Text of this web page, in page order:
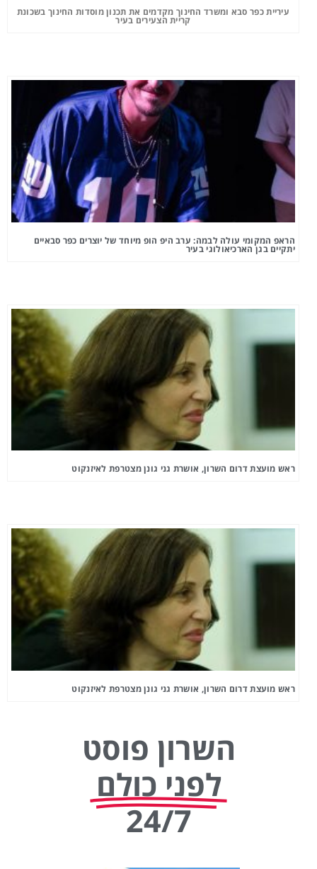
עיריית כפר סבא ומשרד החינוך מקדמים את תכנון מוסדות החינוך בשכונת
קריית הצעירים בעיר
הראפ המקומי עולה לבמה: ערב היפ הופ מיוחד של יוצרים כפר סבאיים
יתקיים בגן הארכיאולוגי בעיר
ראש מועצת דרום השרון, אושרת גני גונן מצטרפת לאיזנקוט
ראש מועצת דרום השרון, אושרת גני גונן מצטרפת לאיזנקוט
השרון פוסט
לפני כולם
24/7